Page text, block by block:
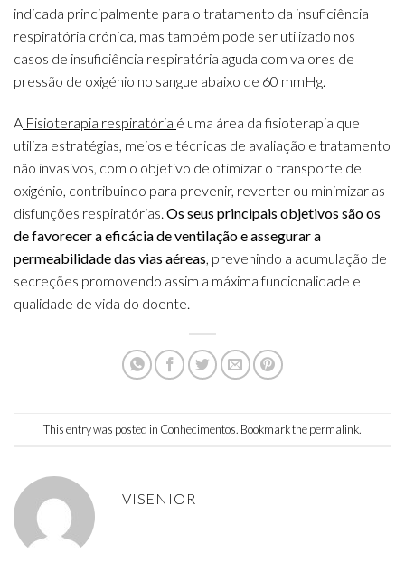
indicada principalmente para o tratamento da insuficiência
respiratória crónica, mas também pode ser utilizado nos
casos de insuficiência respiratória aguda com valores de
pressão de oxigénio no sangue abaixo de 60 mmHg.
A Fisioterapia respiratória é uma área da fisioterapia que
utiliza estratégias, meios e técnicas de avaliação e tratamento
não invasivos, com o objetivo de otimizar o transporte de
oxigénio, contribuindo para prevenir, reverter ou minimizar as
disfunções respiratórias. Os seus principais objetivos são os
de favorecer a eficácia de ventilação e assegurar a
permeabilidade das vias aéreas , prevenindo a acumulação de
secreções promovendo assim a máxima funcionalidade e
qualidade de vida do doente.
This entry was posted in Conhecimentos. Bookmark thepermalink.
VISENIOR